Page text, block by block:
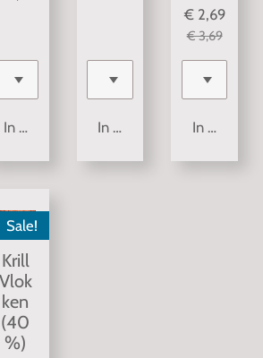
In winkelwagenIn winkelwagen
€ 2,69
€ 3,69
In
Sale!
Krill
Vlok
ken
(40
%)